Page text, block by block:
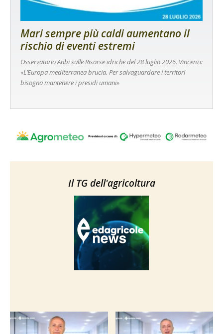
Mari sempre più caldi aumentano il
rischio di eventi estremi
Osservatorio Anbi sulle Risorse idriche del 28 luglio 2026. Vincenzi:
«L’Europa mediterranea brucia. Per salvaguardare i territori
bisogna mantenere i presidi umani»
Il TG dell'agricoltura